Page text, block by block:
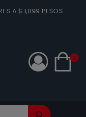
A $ 1,099 PESOS
0